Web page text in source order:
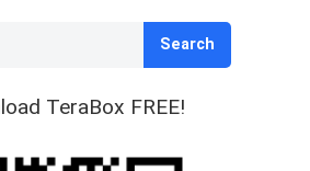
Search
TeraBox FREE!